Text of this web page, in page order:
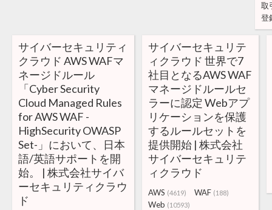
取
登
サイバーセキュリティ
クラウド AWS WAFマ
ネージドルール
「Cyber Security
Cloud Managed Rules
for AWS WAF -
HighSecurity OWASP
Set-」において、日本
語/英語サポートを開
始。 | 株式会社サイバ
ーセキュリティクラウ
ド
サイバーセキュリテ
ィクラウド 世界で7
社目となるAWS WAF
マネージドルールセ
ラーに認定 Webアプ
リケーションを保護
するルールセットを
提供開始 | 株式会社
サイバーセキュリテ
ィクラウド
AWS (4619) WAF (188)
Web (10593)